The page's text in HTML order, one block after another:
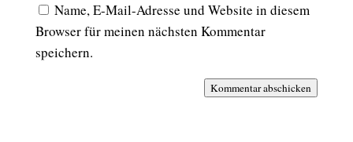
Name, E-Mail-Adresse und Website in diesem
Browser für meinen nächsten Kommentar
speichern.
Kommentar abschicken